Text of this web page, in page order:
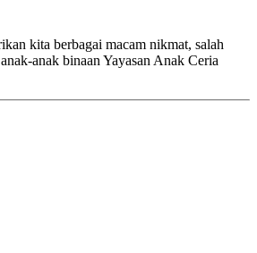
kita berbagai macam nikmat, salah
anak binaan Yayasan Anak Ceria